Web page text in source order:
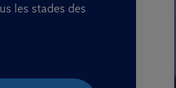
les stades des